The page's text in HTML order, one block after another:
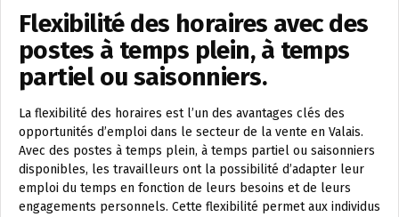
Flexibilité des horaires avec des
postes à temps plein, à temps
partiel ou saisonniers.
La flexibilité des horaires est l’un des avantages clés des
opportunités d’emploi dans le secteur de la vente en Valais.
Avec des postes à temps plein, à temps partiel ou saisonniers
disponibles, les travailleurs ont la possibilité d’adapter leur
emploi du temps en fonction de leurs besoins et de leurs
engagements personnels. Cette flexibilité permet aux individus